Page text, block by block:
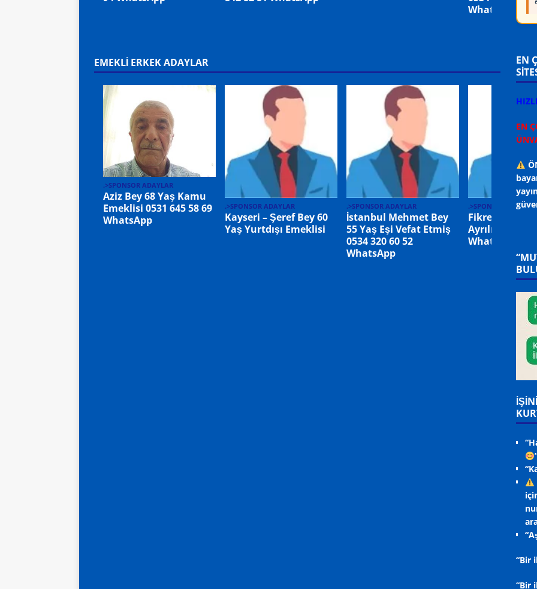
WhatsApp
EMEKLİ ERKEK ADAYLAR
.>SPONSOR ADAYLAR
Aziz Bey 68 Yaş Kamu
Emeklisi 0531 645 58 69
WhatsApp
.>SPONSOR ADAYLAR
Kayseri – Şeref Bey 60
Yaş Yurtdışı Emeklisi
.>SPONSOR ADAYLAR
İstanbul Mehmet Bey
55 Yaş Eşi Vefat Etmiş
0534 320 60 52
WhatsApp
.>SPONSOR
Fikret Bey 55
Ayrılmış 0536
WhatsApp
EN
EN
“Bir
“Bir